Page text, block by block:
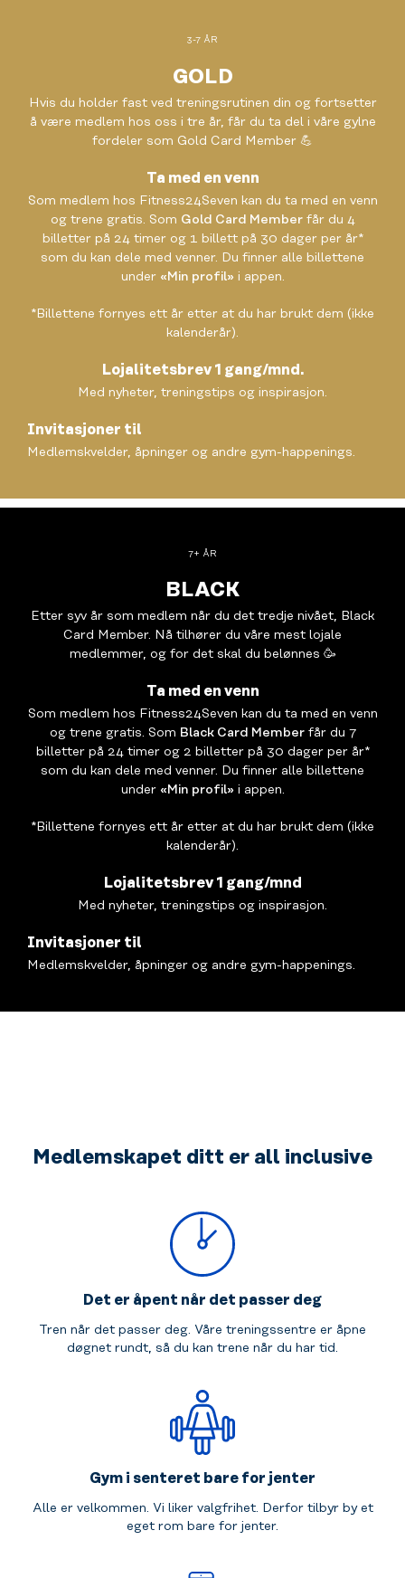
3-7 ÅR
GOLD
Hvis du holder fast ved treningsrutinen din og fortsetter
å være medlem hos oss i tre år, får du ta del i våre gylne
fordeler som Gold Card Member 💪
Ta med en venn
Som medlem hos Fitness24Seven kan du ta med en venn
og trene gratis. Som Gold Card Memberfår du 4
billetter på 24 timer og 1 billett på 30 dager per år*
som du kan dele med venner. Du finner alle billettene
under «Min profil» i appen.
*Billettene fornyes ett år etter at du har brukt dem (ikke
kalenderår).
Lojalitetsbrev 1 gang/mnd.
Med nyheter, treningstips og inspirasjon.
Invitasjoner til
Medlemskvelder, åpninger og andre gym-happenings.
7+ ÅR
BLACK
Etter syv år som medlem når du det tredje nivået, Black
Card Member. Nå tilhører du våre mest lojale
medlemmer, og for det skal du belønnes 🥳
Ta med en venn
Som medlem hos Fitness24Seven kan du ta med en venn
og trene gratis. Som Black Card Memberfår du 7
billetter på 24 timer og 2 billetter på 30 dager per år*
som du kan dele med venner. Du finner alle billettene
under «Min profil»i appen.
*Billettene fornyes ett år etter at du har brukt dem (ikke
kalenderår).
Lojalitetsbrev 1 gang/mnd
Med nyheter, treningstips og inspirasjon.
Invitasjoner til
Medlemskvelder, åpninger og andre gym-happenings.
Medlemskapet ditt er all inclusive
Det er åpent når det passer deg
Tren når det passer deg. Våre treningssentre er åpne
døgnet rundt, så du kan trene når du har tid.
Gym i senteret bare for jenter
Alle er velkommen. Vi liker valgfrihet. Derfor tilbyr by et
eget rom bare for jenter.